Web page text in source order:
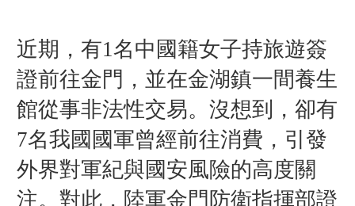
近期，有1名中國籍女子持旅遊簽
證前往金門，並在金湖鎮一間養生
館從事非法性交易。沒想到，卻有
7名我國國軍曾經前往消費，引發
外界對軍紀與國安風險的高度關
注。對此，陸軍金門防衛指揮部證